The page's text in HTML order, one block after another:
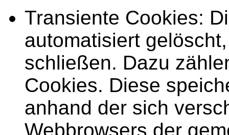
Transiente Cookies:
automatisiert
schließen. Dazu
Cookies. Diese
anhand der sich
Webbrowsers der